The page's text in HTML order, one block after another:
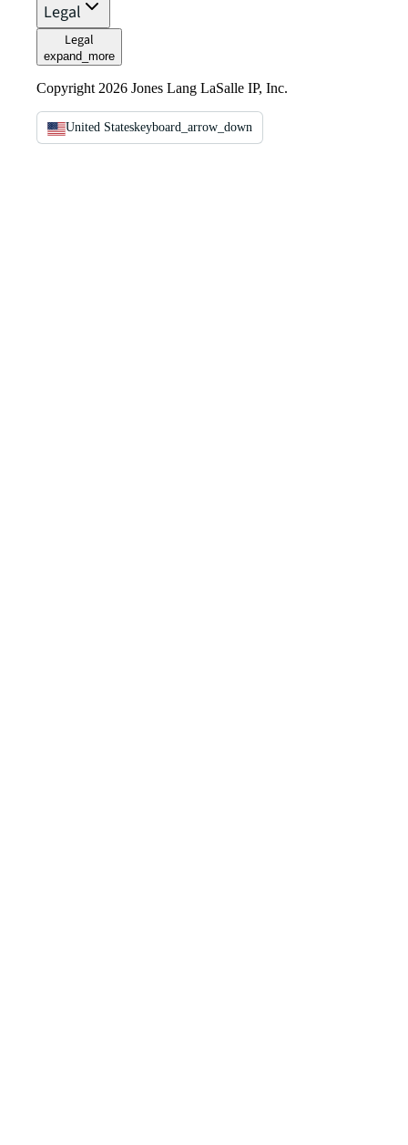
Legal
Legal
expand_more
Copyright 2026 Jones Lang LaSalle IP, Inc.
United Stateskeyboard_arrow_down